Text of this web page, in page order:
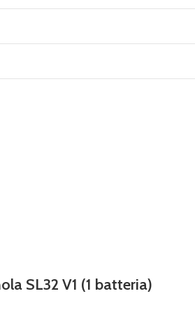
SL32 V1 (1 batteria)